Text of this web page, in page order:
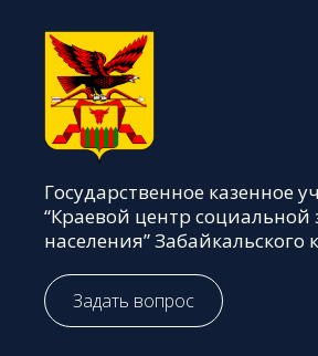
Государственное казенное
“Краевой центр
населения” Забайкальского
Задать вопрос